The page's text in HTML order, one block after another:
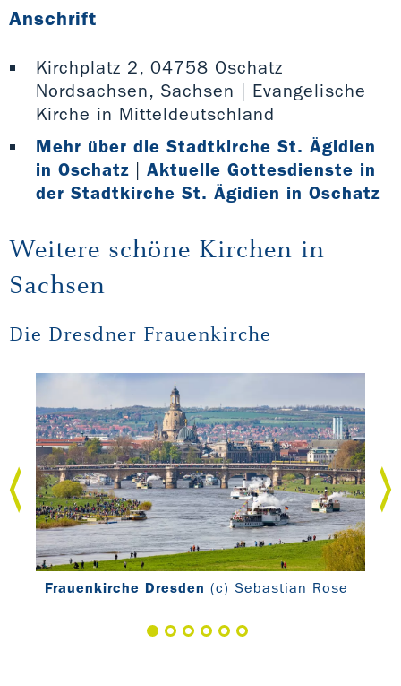
Anschrift
Kirchplatz 2, 04758 Oschatz
Nordsachsen, Sachsen | Evangelische
Kirche in Mitteldeutschland
Mehr über die Stadtkirche St. Ägidien
in Oschatz | Aktuelle Gottesdienste in
der Stadtkirche St. Ägidien in Oschatz
Weitere schöne Kirchen in
Sachsen
Die Dresdner Frauenkirche
Frauenkirche Dresden (c) Sebastian Rose